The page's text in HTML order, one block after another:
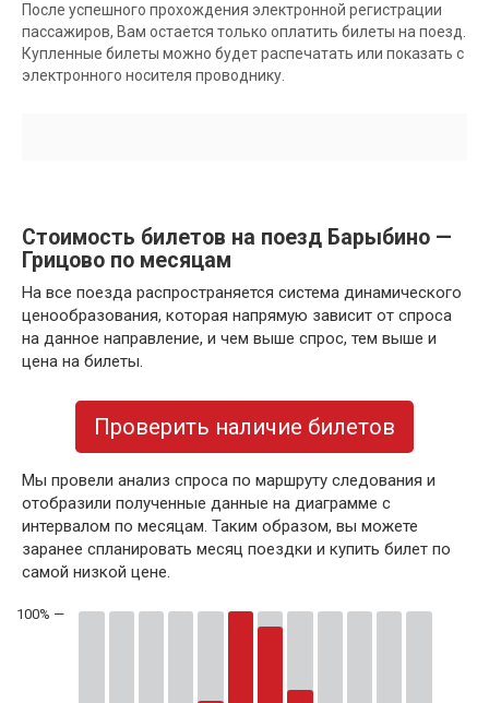
После успешного прохождения электронной регистрации
пассажиров, Вам остается только оплатить билеты на поезд.
Купленные билеты можно будет распечатать или показать с
электронного носителя проводнику.
Стоимость билетов на поезд Барыбино —
Грицово по месяцам
На все поезда распространяется система динамического
ценообразования, которая напрямую зависит от спроса
на данное направление, и чем выше спрос, тем выше и
цена на билеты.
Проверить наличие билетов
Мы провели анализ спроса по маршруту следования и
отобразили полученные данные на диаграмме с
интервалом по месяцам. Таким образом, вы можете
заранее спланировать месяц поездки и купить билет по
самой низкой цене.